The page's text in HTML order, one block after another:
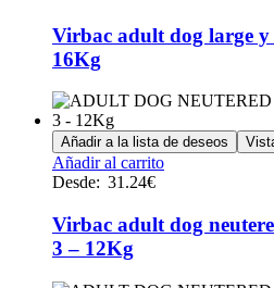
página
múltiples
variantes.
se
pueden
elegir
en
de
Virbac adult dog large
16Kg
Añadir a la lista de deseos
Añadir al carritoEste
múltiples
variantes.
Desde: 31.24€
Virbac adult dog
3 – 12Kg